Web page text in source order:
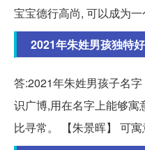
宝宝德行高尚, 可以成为
2021年朱姓男孩独特
答:2021年朱姓男孩子名
识广博,用在名字上能够
比寻常。 【朱景晖】 可寓